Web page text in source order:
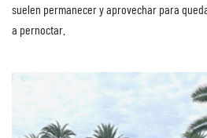
suelen permanecer y aprovechar para
a pernoctar.